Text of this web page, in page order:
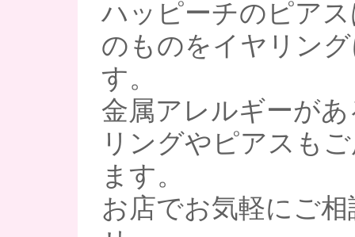
ハッピーチのピア
のものをイヤリン
す。
金属アレルギーが
リングやピアスも
ます。
お店でお気軽にご